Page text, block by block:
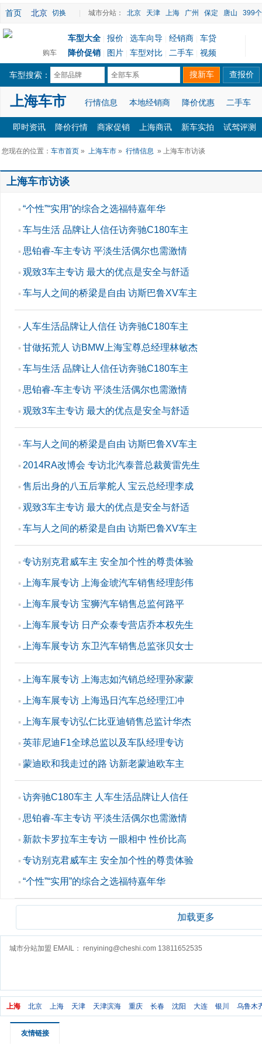
首页 北京 切换 城市分站： 北京 天津 上海 广州 保定 唐山 399
购车
车型大全 报价 选车向导 经销商
车贷
降价促销
图片 车型对比 二手车 视频
车型搜索： 全部品牌 全部车系
上海车市 行情信息 本地经销商 降价优惠 二手车
即时资讯 降价行情 商家促销 上海商讯 新车实拍 试驾评测
您现在的位置： 车市首页 » 上海车市 » 行情信息 » 上海车市访谈
上海车市访谈
▪ “个性”“实用”的综合之选福特嘉年华
▪ 车与生活 品牌让人信任访奔驰C180车主
▪ 思铂睿-车主专访 平淡生活偶尔也需激情
▪ 观致3车主专访 最大的优点是安全与舒适
▪ 车与人之间的桥梁是自由 访斯巴鲁XV车主
▪ 人车生活品牌让人信任 访奔驰C180车主
▪ 甘做拓荒人 访BMW上海宝尊总经理林敏杰
▪ 车与生活 品牌让人信任访奔驰C180车主
▪ 思铂睿-车主专访 平淡生活偶尔也需激情
▪ 观致3车主专访 最大的优点是安全与舒适
▪ 车与人之间的桥梁是自由 访斯巴鲁XV车主
▪ 2014RA改博会 专访北汽泰普总裁黄雷先生
▪ 售后出身的八五后掌舵人 宝云总经理李成
▪ 观致3车主专访 最大的优点是安全与舒适
▪ 车与人之间的桥梁是自由 访斯巴鲁XV车主
▪ 专访别克君威车主 安全加个性的尊贵体验
▪ 上海车展专访 上海金琥汽车销售经理彭伟
▪ 上海车展专访 宝狮汽车销售总监何路平
▪ 上海车展专访 日产众泰专营店乔本权先生
▪ 上海车展专访 东卫汽车销售总监张贝女士
▪ 上海车展专访 上海志如汽销总经理孙家蒙
▪ 上海车展专访 上海迅日汽车总经理江冲
▪ 上海车展专访弘仁比亚迪销售总监计华杰
▪ 英菲尼迪F1全球总监以及车队经理专访
▪ 蒙迪欧和我走过的路 访新老蒙迪欧车主
▪ 访奔驰C180车主 人车生活品牌让人信任
▪ 思铂睿-车主专访 平淡生活偶尔也需激情
▪ 新款卡罗拉车主专访 一眼相中 性价比高
▪ 专访别克君威车主 安全加个性的尊贵体验
▪ “个性”“实用”的综合之选福特嘉年华
加载更多
城市分站加盟 EMAIL： renyining@cheshi.com 13811652535
上海 北京 上海 天津 天津滨海 重庆 长春 沈阳 大连 银川 乌鲁木
友情链接